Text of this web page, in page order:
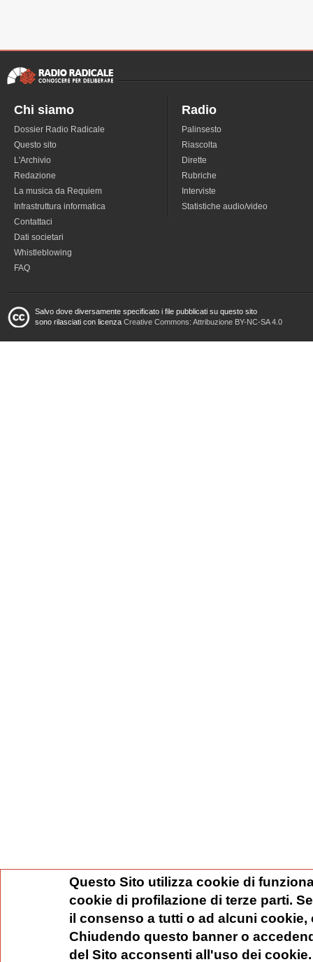
Chi siamo
Dossier Radio Radicale
Questo sito
L'Archivio
Redazione
La musica da Requiem
Infrastruttura informatica
Contattaci
Dati societari
Whistleblowing
FAQ
Radio
Palinsesto
Riascolta
Dirette
Rubriche
Interviste
Statistiche audio/video
Salvo dove diversamente specificato i file pubblicati su questo sito
sono rilasciati con licenza Creative Commons: Attribuzione BY-NC-SA 4.0
Questo Sito utilizza cookie di
cookie di profilazione di terze parti.
il consenso a tutti o ad alcuni
Chiudendo questo banner o
del Sito acconsenti all'uso dei cookie.